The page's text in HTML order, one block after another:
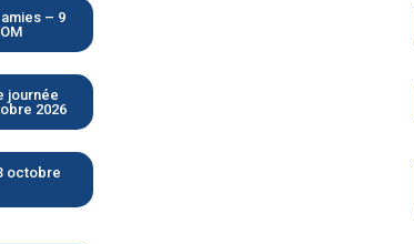
amies – 9
journée
2026
octobre